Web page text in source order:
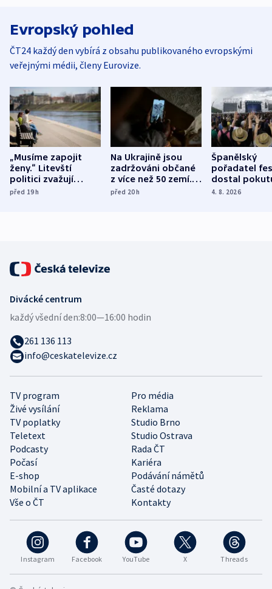
Evropský pohled
ČT24 každý den vybírá z obsahu publikovaného evropskými
veřejnými médii, členy Eurovize.
„Musíme zapojit
ženy.“ Litevští
politici zvažují
dohodu o
před 19h
Na Ukrajině jsou
zadržováni občané
z více než 50 zemí.
Bojovali na straně
před 20h
Španělský
pořadatel
dostal
nekalé
4. 8. 2026
Instagram Facebook YouTube X Threads
TV program
Pro média
Živé vysílání
Reklama
TV poplatky
Studio Brno
Teletext
Studio Ostrava
Podcasty
Rada ČT
Počasí
Kariéra
E-shop
Podávání námětů
Mobilní a TV aplikace
Časté dotazy
Vše o ČT
Kontakty
Divácké centrum
každý všední den:8:00—16:00 hodin
261 136 113
info@ceskatelevize.cz